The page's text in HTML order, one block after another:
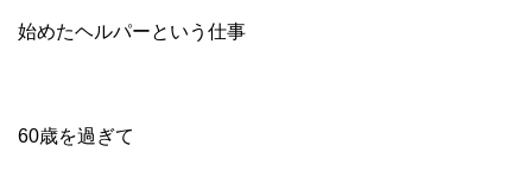
始めたヘルパーという仕事
60歳を過ぎて